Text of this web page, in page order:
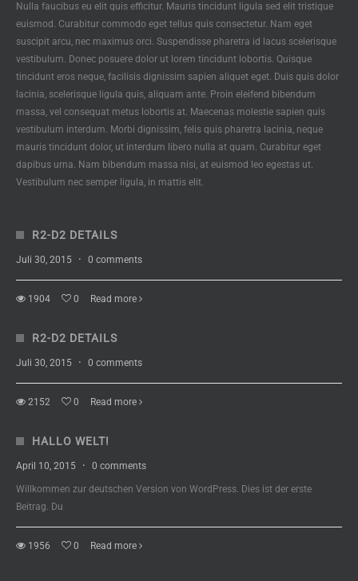
Nulla faucibus eu elit quis efficitur. Mauris tincidunt ligula sed elit tristique
euismod. Curabitur commodo eget tellus quis consectetur. Nam eget
suscipit arcu, nec maximus orci. Suspendisse pharetra id lacus scelerisque
vestibulum. Donec posuere dolor ut lorem tincidunt lobortis. Quisque
tincidunt eros neque, facilisis dignissim sapien aliquet eget. Duis quis dolor
lacinia, scelerisque ligula quis, aliquam ante. Proin eleifend bibendum
massa, vel consequat metus lobortis at. Maecenas molestie sapien quis
vestibulum interdum. Morbi dignissim, felis quis pharetra lacinia, neque
mauris tincidunt dolor, ut interdum libero nulla at quam. Curabitur eget
dapibus urna. Nam bibendum massa nisi, at euismod leo egestas ut.
Vestibulum nec semper ligula, in mattis elit.
R2-D2 DETAILS
Juli 30, 2015 · 0 comments
1904 0 Read more
R2-D2 DETAILS
Juli 30, 2015 · 0 comments
2152 0 Read more
HALLO WELT!
April 10, 2015 · 0 comments
Willkommen zur deutschen Version von WordPress. Dies ist der erste
Beitrag. Du
1956 0 Read more